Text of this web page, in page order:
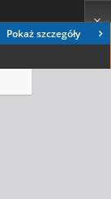
Pokaż szczegóły